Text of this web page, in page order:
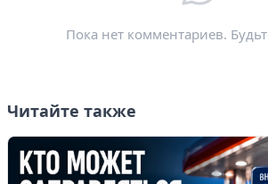
Пока нет комментариев.
Читайте также